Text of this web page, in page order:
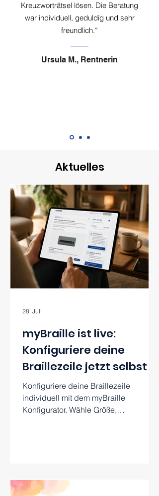
Kreuzworträtsel lösen. Die Beratung
war individuell, geduldig und sehr
freundlich.“
Ursula M., Rentnerin
Aktuelles
myBraille ist live:
Konfiguriere deine
Braillezeile jetzt selbst
Konfiguriere deine Braillezeile
individuell mit dem myBraille
Konfigurator. Wähle Größe,
28. Juli